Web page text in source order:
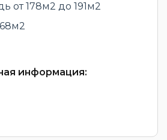
от 178м2 до 191м2
информация: